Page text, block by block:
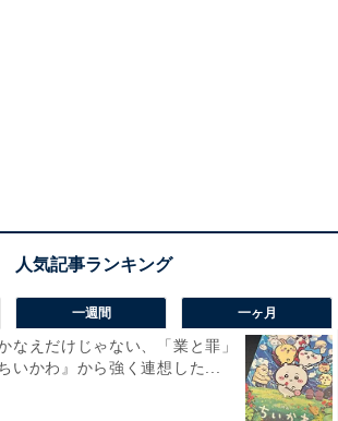
るならどっち？『君のクイズ』と『ミステ
・アリーナ』の共通点と「映画ならでは
めちゃくちゃ感情移入しやすい導
一週間 一ヶ月
なえだけじゃない、「業と罪」
いかわ』から強く連想した...